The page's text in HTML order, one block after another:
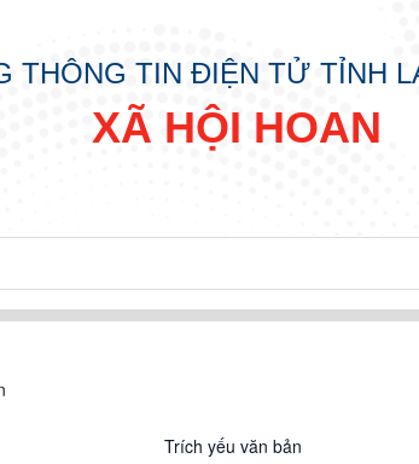
THÔNG TIN ĐIỆN TỬ TỈNH
XÃ HỘI HOAN
Trích yếu văn bản